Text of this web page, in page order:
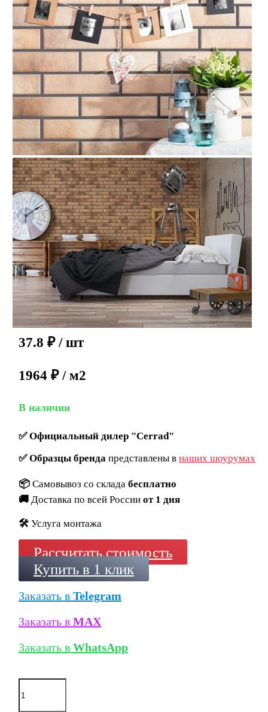
37.8 ₽ / шт
1964 ₽ / м2
В наличии
✅Официальный дилер "Cerrad"
✅Образцы брендапредставлены в наших шоурумах
📦 Самовывоз со склада бесплатно
🚚 Доставка по всей России от 1 дня
🛠️ Услуга монтажа
Рассчитать стоимость
Купить в 1 клик
Заказать в Telegram
Заказать в MAX
Заказать в WhatsApp
Количество
товара